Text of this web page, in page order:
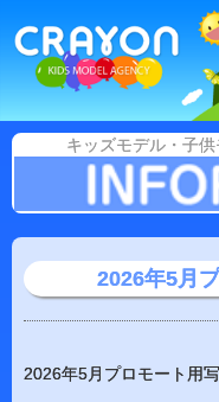
キッズモデル・子
2026年5月
2026年5月プロモート用